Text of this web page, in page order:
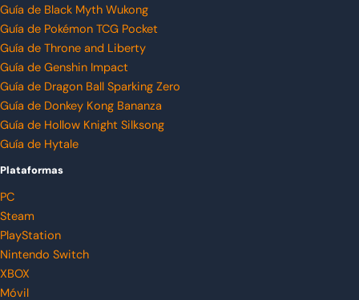
Guía de Black Myth Wukong
Guía de Pokémon TCG Pocket
Guía de Throne and Liberty
Guía de Genshin Impact
Guía de Dragon Ball Sparking Zero
Guía de Donkey Kong Bananza
Guía de Hollow Knight Silksong
Guía de Hytale
Plataformas
PC
Steam
PlayStation
Nintendo Switch
XBOX
Móvil